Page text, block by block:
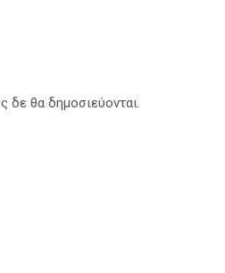
δε θα δημοσιεύονται.